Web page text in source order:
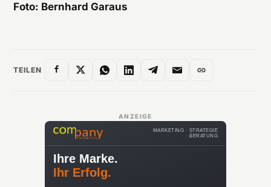
Foto: Bernhard Garaus
TEILEN
ANZEIGE
MARKETING · STRATEGIE
· BERATUNG
Ihre Marke.
Ihr Erfolg.